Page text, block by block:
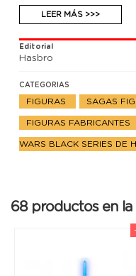
LEER MÁS >>>
Editorial
Hasbro
CATEGORIAS
FIGURAS SAGAS
FIGURAS FABRICANTES
WARS BLACK SERIES DE
68 productos en